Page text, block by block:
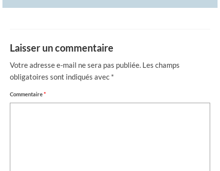
Laisser un commentaire
Votre adresse e-mail ne sera pas publiée. Les champs
obligatoires sont indiqués avec *
Commentaire*